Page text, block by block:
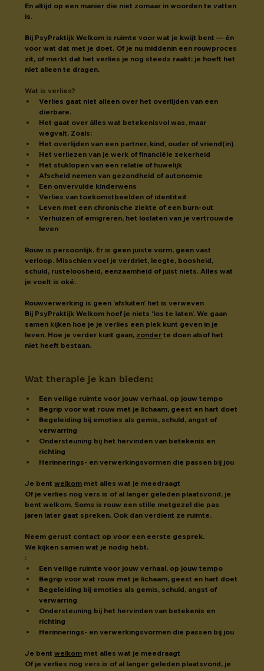
En altijd op een manier die niet zomaar in woorden te vatten
is.
Bij PsyPraktijk Welkom is ruimte voor wat je kwijt bent — én
voor wat dat met je doet. Of je nu middenin een rouwproces
zit, of merkt dat het verlies je nog steeds raakt: je hoeft het
niet alleen te dragen.
Wat is verlies?
Verlies gaat niet alleen over het overlijden van een
dierbare.
Het gaat over álles wat betekenisvol was, maar
wegvalt. Zoals:
Het overlijden van een partner, kind, ouder of vriend(in)
Het verliezen van je werk of financiële zekerheid
Het stuklopen van een relatie of huwelijk
Afscheid nemen van gezondheid of autonomie
Een onvervulde kinderwens
Verlies van toekomstbeelden of identiteit
Leven met een chronische ziekte of een burn-out
Verhuizen of emigreren, het loslaten van je vertrouwde
leven
Rouw is persoonlijk. Er is geen juiste vorm, geen vast
verloop. Misschien voel je verdriet, leegte, boosheid,
schuld, rusteloosheid, eenzaamheid of juist niets. Alles wat
je voelt is oké.
Rouwverwerking is geen ‘afsluiten’ het is verweven
Bij PsyPraktijk Welkom hoef je niets ‘los te laten’. We gaan
samen kijken hoe je je verlies een plek kunt geven in je
leven. Hoe je verder kunt gaan, zonder te doen alsof het
niet heeft bestaan.
Wat therapie je kan bieden:
Een veilige ruimte voor jouw verhaal, op jouw tempo
Begrip voor wat rouw met je lichaam, geest en hart doet
Begeleiding bij emoties als gemis, schuld, angst of
verwarring
Ondersteuning bij het hervinden van betekenis en
richting
Herinnerings- en verwerkingsvormen die passen bij jou
Je bent welkom met alles wat je meedraagt
Of je verlies nog vers is of al langer geleden plaatsvond, je
bent welkom. Soms is rouw een stille metgezel die pas
jaren later gaat spreken. Ook dan verdient ze ruimte.
Neem gerust contact op voor een eerste gesprek.
We kijken samen wat je nodig hebt.
:
Een veilige ruimte voor jouw verhaal, op jouw tempo
Begrip voor wat rouw met je lichaam, geest en hart doet
Begeleiding bij emoties als gemis, schuld, angst of
verwarring
Ondersteuning bij het hervinden van betekenis en
richting
Herinnerings- en verwerkingsvormen die passen bij jou
Je bent welkom met alles wat je meedraagt
Of je verlies nog vers is of al langer geleden plaatsvond, je